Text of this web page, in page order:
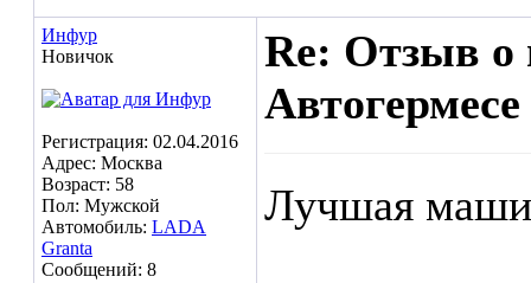
Инфур
Новичок
Регистрация: 02.04.2016
Адрес: Москва
Возраст: 58
Пол: Мужской
Автомобиль: LADA
Granta
Сообщений: 8
Re: Отзыв о
Лучшая